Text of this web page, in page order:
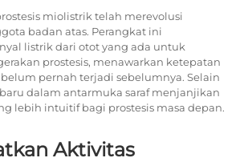
miolistrik telah merevolusi
badan atas. Perangkat ini
listrik dari otot yang ada untuk
prostesis, menawarkan ketepatan
pernah terjadi sebelumnya. Selain
dalam antarmuka saraf menjanjikan
lebih intuitif bagi prostesis masa depan.
Aktivitas